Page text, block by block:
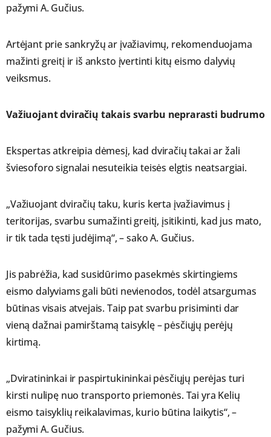
pažymi A. Gučius.
Artėjant prie sankryžų ar įvažiavimų, rekomenduojama
mažinti greitį ir iš anksto įvertinti kitų eismo dalyvių
veiksmus.
Važiuojant dviračių takais svarbu neprarasti budrumo
Ekspertas atkreipia dėmesį, kad dviračių takai ar žali
šviesoforo signalai nesuteikia teisės elgtis neatsargiai.
„Važiuojant dviračių taku, kuris kerta įvažiavimus į
teritorijas, svarbu sumažinti greitį, įsitikinti, kad jus mato,
ir tik tada tęsti judėjimą“, – sako A. Gučius.
Jis pabrėžia, kad susidūrimo pasekmės skirtingiems
eismo dalyviams gali būti nevienodos, todėl atsargumas
būtinas visais atvejais. Taip pat svarbu prisiminti dar
vieną dažnai pamirštamą taisyklę – pėsčiųjų perėjų
kirtimą.
„Dviratininkai ir paspirtukininkai pėsčiųjų perėjas turi
kirsti nulipę nuo transporto priemonės. Tai yra Kelių
eismo taisyklių reikalavimas, kurio būtina laikytis“, –
pažymi A. Gučius.